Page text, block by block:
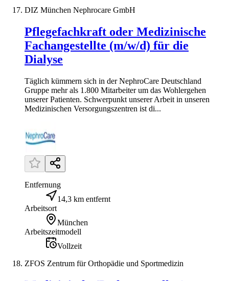
DIZ München Nephrocare GmbH
Pflegefachkraft oder Medizinische
Fachangestellte (m/w/d) für die
Dialyse
Täglich kümmern sich in der NephroCare Deutschland
Gruppe mehr als 1.800 Mitarbeiter um das Wohlergehen
unserer Patienten. Schwerpunkt unserer Arbeit in unseren
Medizinischen Versorgungszentren ist di...
Entfernung
14,3 km entfernt
Arbeitsort
München
Arbeitszeitmodell
Vollzeit
ZFOS Zentrum für Orthopädie und Sportmedizin